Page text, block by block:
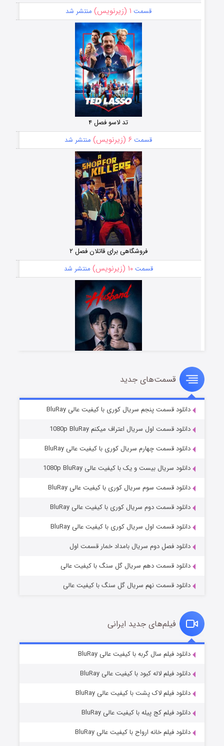
قسمت ۱ (زیرنویس) منتشر شد
تد لاسو فصل ۴
قسمت ۶ (زیرنویس) منتشر شد
فروشگاهی برای قاتلان فصل ۲
قسمت۱۰ (زیرنویس) منتشر شد
قسمت۸ (زیرنویس) منتشر شد
عملیات آپارتمان
قسمت۲ (زیرنویس) منتشر شد
قسمت۲ (زیرنویس) منتشر شد
قسمت‌های جدید
دانلود قسمت پنجم سریال کوری با کیفیت عالی BluRay
دانلود قسمت اول سریال اعتراف میکنم 1080p BluRay
دانلود قسمت چهارم سریال کوری با کیفیت عالی BluRay
دانلود سریال بیست و یک با کیفیت عالی 1080p BluRay
دانلود قسمت سوم سریال کوری با کیفیت عالی BluRay
دانلود قسمت دوم سریال کوری با کیفیت عالی BluRay
دانلود قسمت اول سریال کوری با کیفیت عالی BluRay
دانلود فصل دوم سریال بامداد خمار قسمت اول
دانلود قسمت دهم سریال گل سنگ با کیفیت عالی
دانلود قسمت نهم سریال گل سنگ با کیفیت عالی
فیلم‌های جدید ایرانی
دانلود فیلم سال گربه با کیفیت عالی BluRay
دانلود فیلم لاله کبود با کیفیت عالی BluRay
دانلود فیلم لاک پشت با کیفیت عالی BluRay
دانلود فیلم کج‌ پیله با کیفیت عالی BluRay
دانلود فیلم خانه ارواح با کیفیت عالی BluRay